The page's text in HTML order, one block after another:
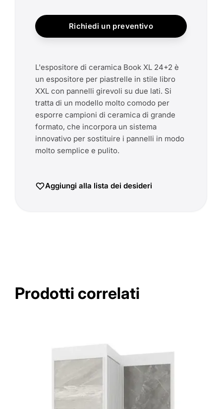
Richiedi un preventivo
L'espositore di ceramica Book XL 24+2 è
un espositore per piastrelle in stile libro
XXL con pannelli girevoli su due lati. Si
tratta di un modello molto comodo per
esporre campioni di ceramica di grande
formato, che incorpora un sistema
innovativo per sostituire i pannelli in modo
molto semplice e pulito.
Aggiungi alla lista dei desideri
Prodotti correlati